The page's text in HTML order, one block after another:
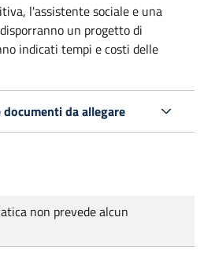
l'assistente sociale e una
un progetto di
indicati tempi e costi delle
da allegare
non prevede alcun